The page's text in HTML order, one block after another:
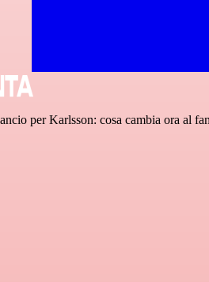
per Karlsson: cosa cambia ora al